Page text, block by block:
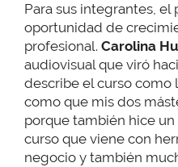
Para sus integrantes,
oportunidad de
profesional. Carolina
audiovisual que viró
describe el curso como
como que mis dos
porque también hice un
curso que viene con
negocio y también